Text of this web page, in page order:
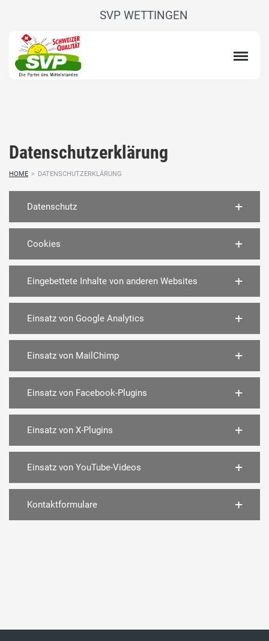
SVP WETTINGEN
Datenschutzerklärung
HOME > DATENSCHUTZERKLÄRUNG
Datenschutz
Cookies
Eingebettete Inhalte von anderen Websites
Einsatz von Google Analytics
Einsatz von MailChimp
Einsatz von Facebook-Plugins
Einsatz von X-Plugins
Einsatz von YouTube-Videos
Kontaktformulare